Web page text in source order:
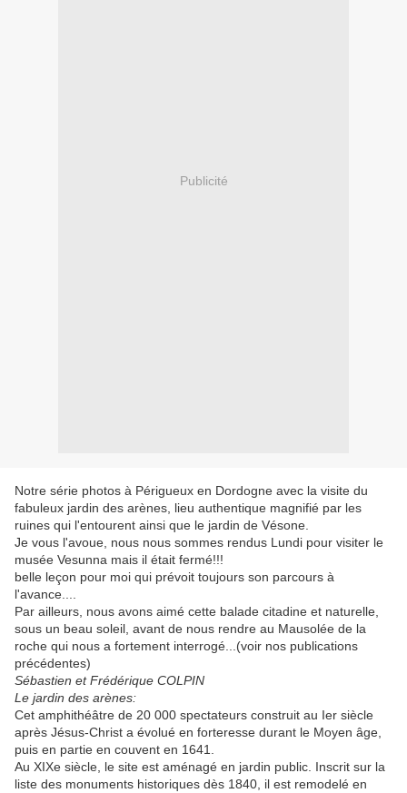
Publicité
Notre série photos à Périgueux en Dordogne avec la visite du
fabuleux jardin des arènes, lieu authentique magnifié par les
ruines qui l'entourent ainsi que le jardin de Vésone.
Je vous l'avoue, nous nous sommes rendus Lundi pour visiter le
musée Vesunna mais il était fermé!!!
belle leçon pour moi qui prévoit toujours son parcours à
l'avance....
Par ailleurs, nous avons aimé cette balade citadine et naturelle,
sous un beau soleil, avant de nous rendre au Mausolée de la
roche qui nous a fortement interrogé...(voir nos publications
précédentes)
Sébastien et Frédérique COLPIN
Le jardin des arènes:
Cet amphithéâtre de 20 000 spectateurs construit au Ier siècle
après Jésus-Christ a évolué en forteresse durant le Moyen âge,
puis en partie en couvent en 1641.
Au XIXe siècle, le site est aménagé en jardin public. Inscrit sur la
liste des monuments historiques dès 1840, il est remodelé en